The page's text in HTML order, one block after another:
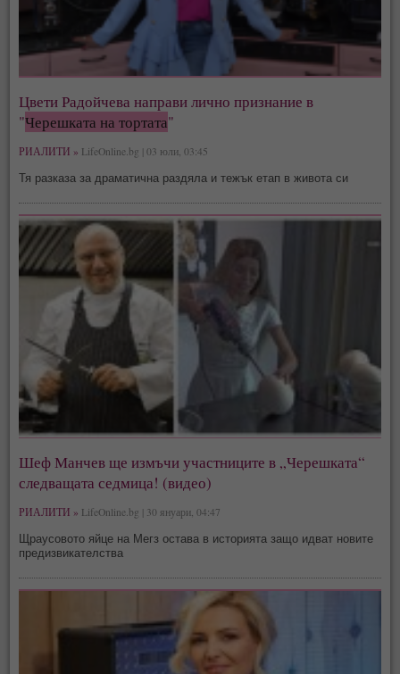
Цвети Радойчева направи лично признание в
"Черешката на тортата"
РИАЛИТИ » LifeOnline.bg | 03 юли, 03:45
Тя разказа за драматична раздяла и тежък етап в живота си
Шеф Манчев ще измъчи участниците в „Черешката“
следващата седмица! (видео)
РИАЛИТИ » LifeOnline.bg | 30 януари, 04:47
Щраусовото яйце на Мегз остава в историята защо идват новите
предизвикателства